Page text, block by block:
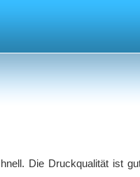
Die Druckqualität ist